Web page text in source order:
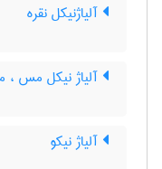
آلیاژنیکل نقره
آلیاژ نیکل مس ،
آلیاژ نیکو